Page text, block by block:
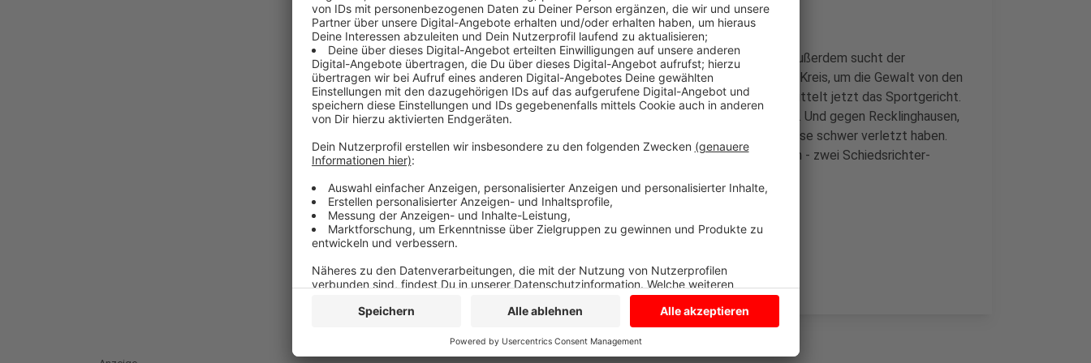
Damit will der Fußballkreis Coesfeld/Ahaus ein Zeichen setzen. Außerdem sucht der
Fußballkreis jetzt noch das Gespräch mit Mannschaften aus dem Kreis, um die Gewalt von den
Plätzen zu verdrängen. Im Fall Vinnum gegen Recklinghausen ermittelt jetzt das Sportgericht.
Gegen Vinnum, ob der Verein für genügend Sicherheit gesorgt hat. Und gegen Recklinghausen,
da Zuschauer und Spieler des Vereins die Vinnumer Spieler teilweise schwer verletzt haben.
Bis zur Entscheidung darf der Recklinghäuser Verein weiterspielen - zwei Schiedsrichter-
Anzeige